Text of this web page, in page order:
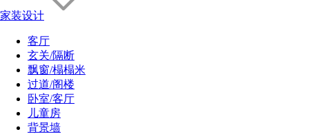
家装设计
客厅
玄关/隔断
飘窗/榻榻米
过道/阁楼
卧室/客厅
儿童房
背景墙